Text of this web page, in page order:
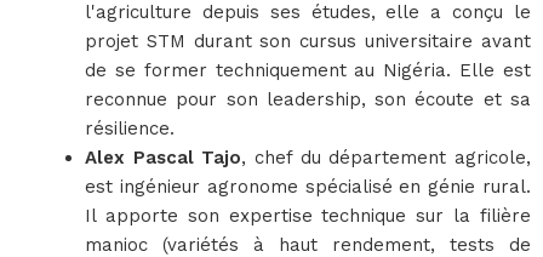
l'agriculture depuis ses études, elle a conçu le
projet STM durant son cursus universitaire avant
de se former techniquement au Nigéria. Elle est
reconnue pour son leadership, son écoute et sa
résilience.
Alex Pascal Tajo, chef du département agricole,
est ingénieur agronome spécialisé en génie rural.
Il apporte son expertise technique sur la filière
manioc (variétés à haut rendement, tests de